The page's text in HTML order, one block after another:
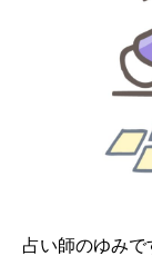
占い師のゆみ